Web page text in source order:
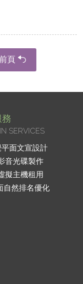
頁
SERVICES
面文宣設計
音光碟製作
擬主機租用
自然排名優化